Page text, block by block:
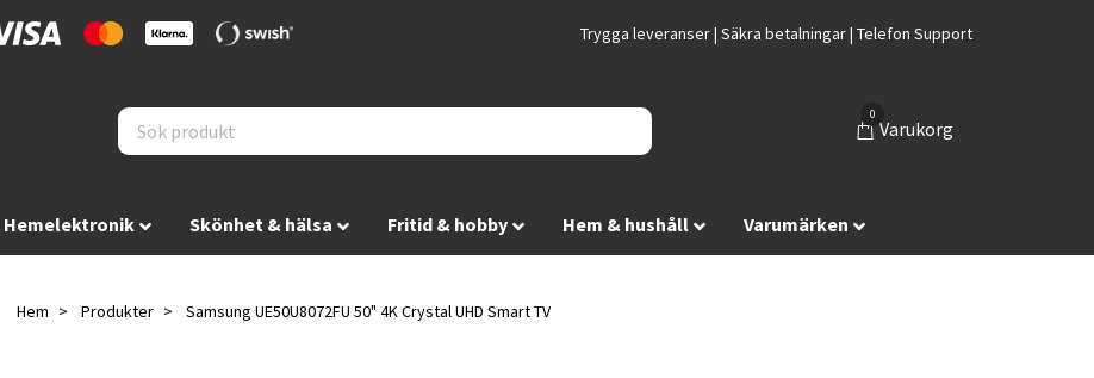
Trygga leveranser | Säkra betalningar | Telefon Support
0
Varukorg
Hemelektronik Skönhet & hälsa Fritid & hobby Hem & hushåll Varumärken
Hem Produkter Samsung UE50U8072FU 50" 4K Crystal UHD Smart TV